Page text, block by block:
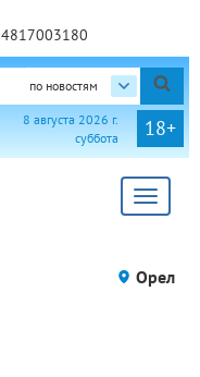
по новостям
18+
8 августа 2026 г.
суббота
Toggle
Орел